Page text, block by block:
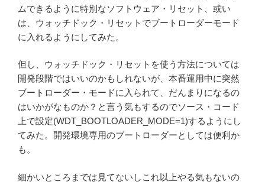
ムできるように特別なソフトウェア・リセット、或い
は、ウォッチドック・リセットでブートローダーモード
に入れるようにしてみた。
但し、ウォッチドック・リセットを使う方法については
開発段階ではいいのかもしれないが、本番運用中に突然
ブートローダー・モードに入られて、だんまりになるの
はいかがなものか？と言う気もするのでソース・コード
上で設定(WDT_BOOTLOADER_MODE=1)するようにし
てみた。開発環境専用のブートローダーとしては便利か
も。
細かいところまでは見てないしこれ以上やる気もないの